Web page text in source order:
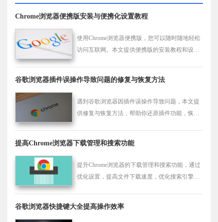
Chrome浏览器便携版安装与便携化设置教程
使用Chrome浏览器便携版，您可以随时随地轻松
访问互联网。本文提供便携版的安装教程和设置
谷歌浏览器插件误操作导致问题的修复与恢复方法
遇到谷歌浏览器因插件误操作导致问题，本文提
供修复与恢复方法，帮助你还原插件功能，恢复
提高Chrome浏览器下载管理和搜索功能
提升Chrome浏览器的下载管理和搜索功能，通过
优化设置，提高文件下载速度，优化搜索引擎结
谷歌浏览器快捷键大全提高操作效率